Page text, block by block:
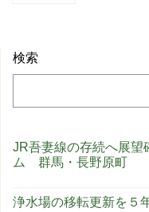
検索
JR吾妻線の存続へ展
ム 群馬・長野原町
浄水場の移転更新を